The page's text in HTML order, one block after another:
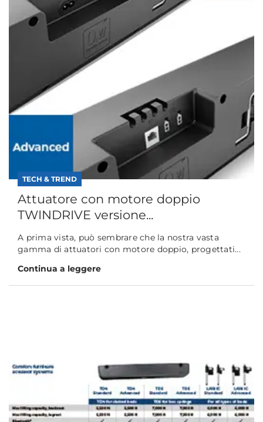
TECH & TREND
Attuatore con motore doppio
TWINDRIVE versione...
A prima vista, può sembrare che la nostra vasta
gamma di attuatori con motore doppio, progettati...
Continua a leggere